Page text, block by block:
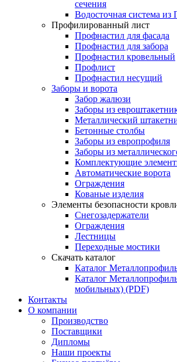
сечения
Водосточная система
Профилированный лист
Профнастил для фасада
Профнастил для забора
Профнастил кровельный
Профлист
Профнастил несущий
Заборы и ворота
Забор жалюзи
Заборы из
Металлический
Бетонные столбы
Заборы из европрофиля
Заборы из
Комплектующие
Автоматические ворота
Ограждения
Кованые изделия
Элементы безопасности
Снегозадержатели
Ограждения
Лестницы
Переходные мостики
Скачать каталог
Каталог
Каталог
мобильных) (PDF)
Контакты
О компании
Производство
Поставщики
Дипломы
Наши проекты